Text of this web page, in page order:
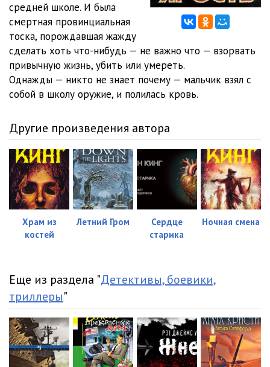
Ярость 13
средней школе. И была
смертная провинциальная
тоска, порождавшая жажду
сделать хоть что-нибудь — не важно что — взорвать
привычную жизнь, убить или умереть.
Однажды — никто не знает почему — мальчик взял с
собой в школу оружие, и полилась кровь.
Другие произведения автора
Храм из
костей
Летний Гром
Сердце
старика
Ночная смена
Еще из раздела "Детективы, боевики,
триллеры"